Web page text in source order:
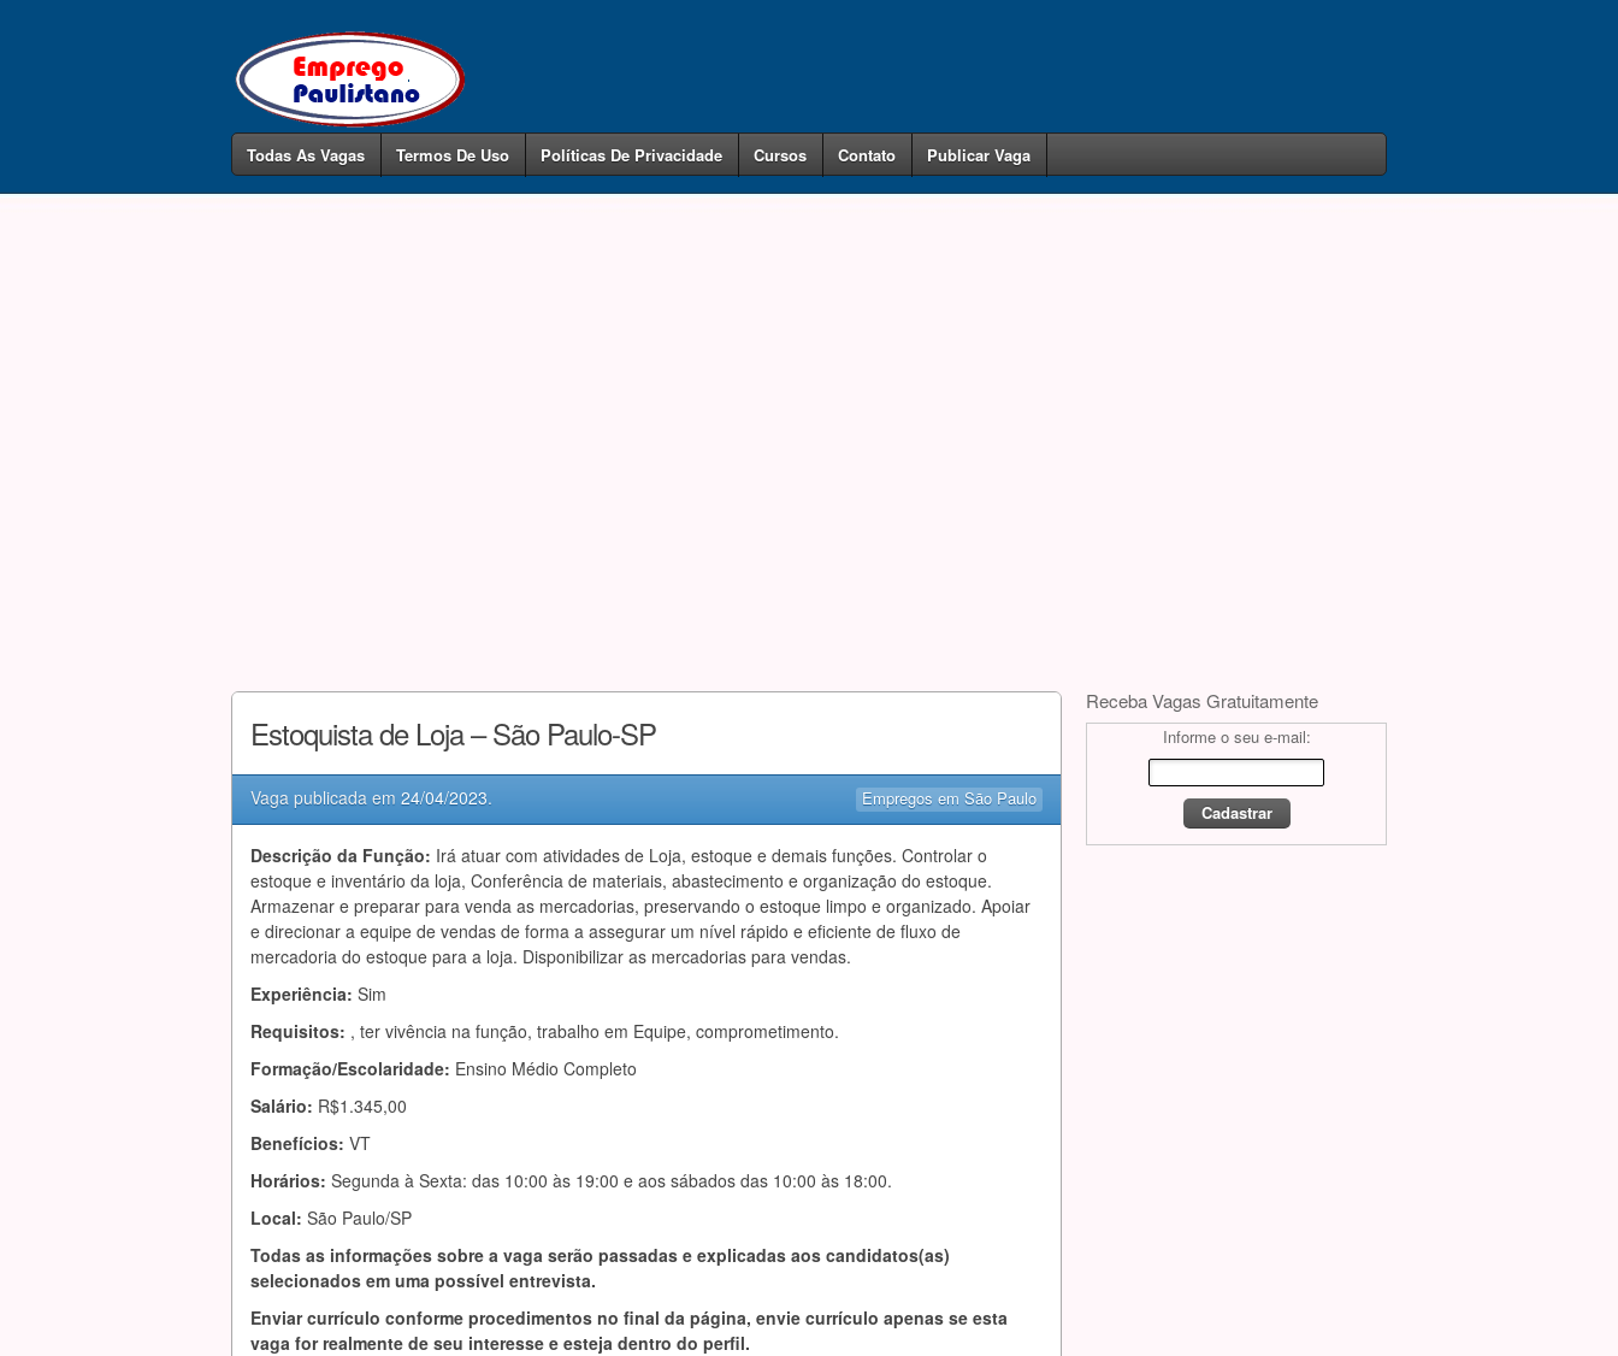
Todas As Vagas Termos De Uso Políticas De Privacidade Cursos Contato Publicar Vaga
Estoquista de Loja – São Paulo-SP
Empregos em São Paulo
Vaga publicada em 24/04/2023.
Descrição da Função: Irá atuar com atividades de Loja, estoque e demais funções. Controlar o
estoque e inventário da loja, Conferência de materiais, abastecimento e organização do estoque.
Armazenar e preparar para venda as mercadorias, preservando o estoque limpo e organizado. Apoiar
e direcionar a equipe de vendas de forma a assegurar um nível rápido e eficiente de fluxo de
mercadoria do estoque para a loja. Disponibilizar as mercadorias para vendas.
Experiência: Sim
Requisitos: , ter vivência na função, trabalho em Equipe, comprometimento.
Formação/Escolaridade: Ensino Médio Completo
Salário: R$1.345,00
Benefícios: VT
Horários: Segunda à Sexta: das 10:00 às 19:00 e aos sábados das 10:00 às 18:00.
Local: São Paulo/SP
Todas as informações sobre a vaga serão passadas e explicadas aos candidatos(as)
selecionados em uma possível entrevista.
Enviar currículo conforme procedimentos no final da página, envie currículo apenas se esta
vaga for realmente de seu interesse e esteja dentro do perfil.
Receba Vagas Gratuitamente
Informe o seu e-mail: